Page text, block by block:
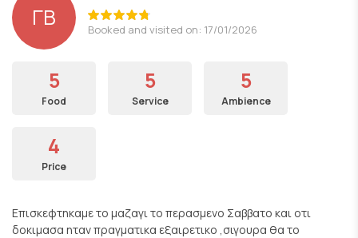
ΓΒ Booked and visited on: 17/01/2026
5
Food
5
Service
5
Ambience
4
Price
Επισκεφτηκαμε το μαζαγι το περασμενο Σαββατο και οτι
δοκιμασα ηταν πραγματικα εξαιρετικο ,σιγουρα θα το